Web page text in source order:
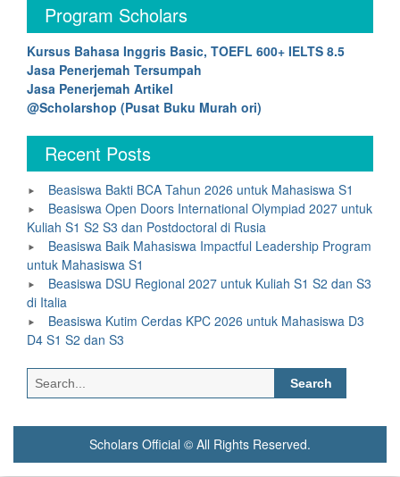
Program Scholars
Kursus Bahasa Inggris Basic, TOEFL 600+ IELTS 8.5
Jasa Penerjemah Tersumpah
Jasa Penerjemah Artikel
@Scholarshop (Pusat Buku Murah ori)
Recent Posts
Beasiswa Bakti BCA Tahun 2026 untuk Mahasiswa S1
Beasiswa Open Doors International Olympiad 2027 untuk
Kuliah S1 S2 S3 dan Postdoctoral di Rusia
Beasiswa Baik Mahasiswa Impactful Leadership Program
untuk Mahasiswa S1
Beasiswa DSU Regional 2027 untuk Kuliah S1 S2 dan S3
di Italia
Beasiswa Kutim Cerdas KPC 2026 untuk Mahasiswa D3
D4 S1 S2 dan S3
Search
for:
Scholars Official © All Rights Reserved.